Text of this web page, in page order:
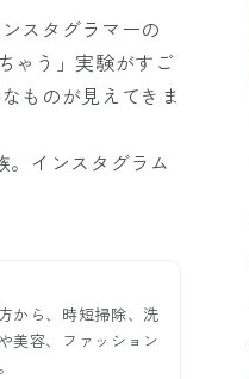
スタグラマーの
ゃう」実験がすご
ものが見えてきま
。インスタグラム
から、時短掃除、洗
美容、ファッション